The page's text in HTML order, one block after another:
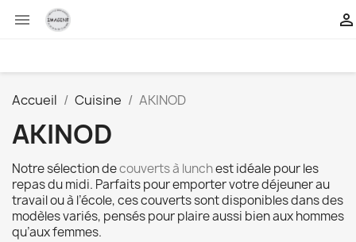
 
Accueil Cuisine AKINOD
AKINOD
Notre sélection decouverts à lunchest idéale pour les
repas du midi. Parfaits pour emporter votre déjeuner au
travail ou à l’école, ces couverts sont disponibles dans des
modèles variés, pensés pour plaire aussi bien aux hommes
qu’aux femmes.